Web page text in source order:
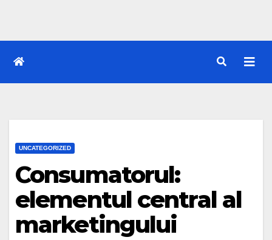
UNCATEGORIZED
Consumatorul:
elementul central al
marketingului